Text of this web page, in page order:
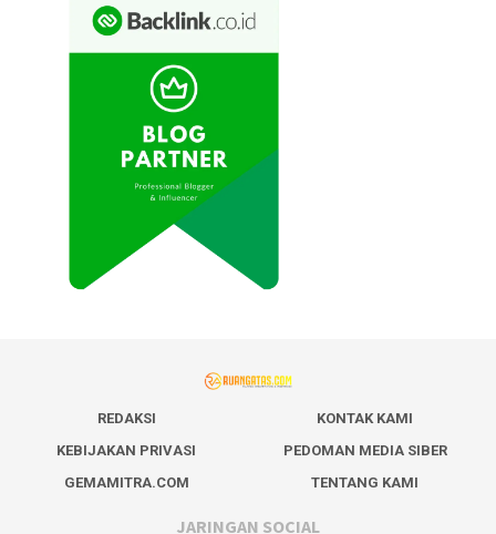
REDAKSI
KONTAK KAMI
KEBIJAKAN PRIVASI
PEDOMAN MEDIA SIBER
GEMAMITRA.COM
TENTANG KAMI
JARINGAN SOCIAL